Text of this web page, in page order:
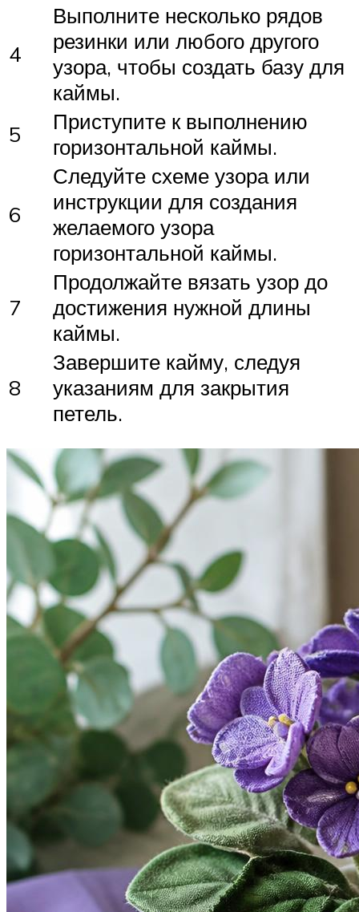
4
Выполните несколько рядов
резинки или любого другого
узора, чтобы создать базу для
каймы.
5
Приступите к выполнению
горизонтальной каймы.
6
Следуйте схеме узора или
инструкции для создания
желаемого узора
горизонтальной каймы.
7
Продолжайте вязать узор до
достижения нужной длины
каймы.
8
Завершите кайму, следуя
указаниям для закрытия
петель.